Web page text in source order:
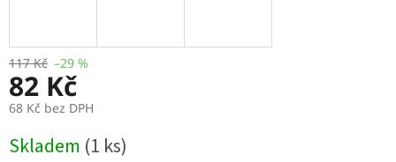
117 Kč –29 %
82 Kč
68 Kč bez DPH
cena:
Skladem (1 ks)